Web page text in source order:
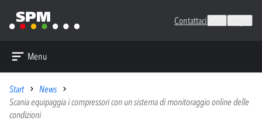
Contattaci
Menu
Start
News
Scania equipaggia i compressori con un sistema di monitoraggio online delle
condizioni